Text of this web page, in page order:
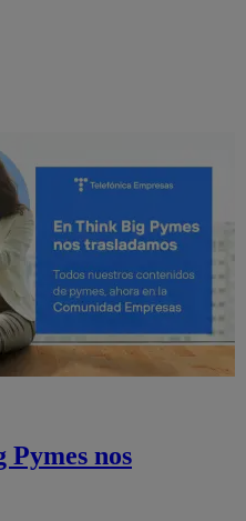
nos